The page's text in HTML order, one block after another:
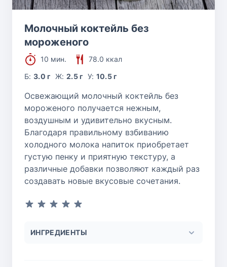
Молочный коктейль без
мороженого
10 мин.
78.0 ккал
Б:3.0 г Ж: 2.5 г У: 10.5 г
Освежающий молочный коктейль без
мороженого получается нежным,
воздушным и удивительно вкусным.
Благодаря правильному взбиванию
холодного молока напиток приобретает
густую пенку и приятную текстуру, а
различные добавки позволяют каждый раз
создавать новые вкусовые сочетания.
ИНГРЕДИЕНТЫ